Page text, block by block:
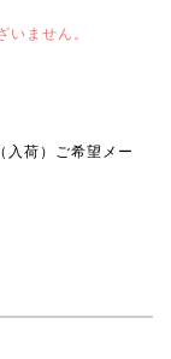
ません。
入荷）ご希望メー